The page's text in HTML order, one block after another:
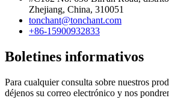
Zhejiang, China, 310051
tonchant@tonchant.com
+86-15900932833
Boletines informativos
Para cualquier consulta sobre nuestros
déjenos su correo electrónico y nos